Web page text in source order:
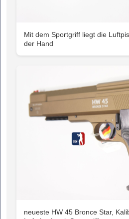
Mit dem Sportgriff liegt die
der Hand
neueste HW 45 Bronce Star,